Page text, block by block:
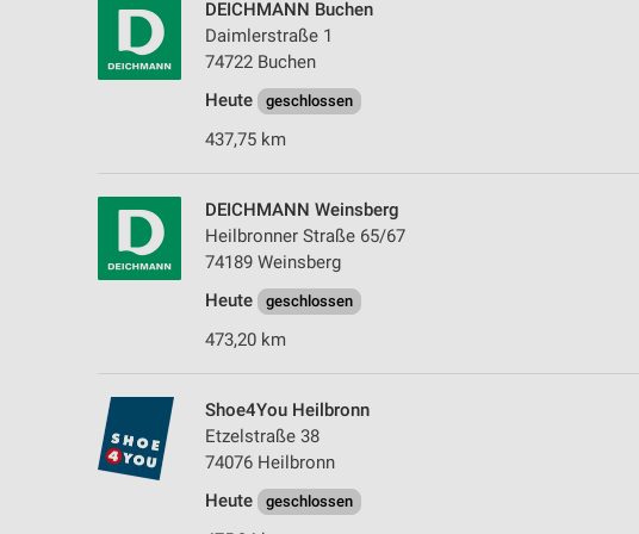
DEICHMANN Buchen
Daimlerstraße 1
74722 Buchen
Heute
geschlossen
437,75 km
DEICHMANN Weinsberg
Heilbronner Straße 65/67
74189 Weinsberg
Heute
geschlossen
473,20 km
Shoe4You Heilbronn
Etzelstraße 38
74076 Heilbronn
Heute
geschlossen